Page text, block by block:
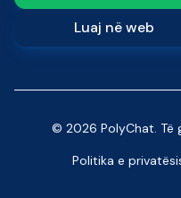
Luaj në web
© 2026 PolyChat. Të
Politika e